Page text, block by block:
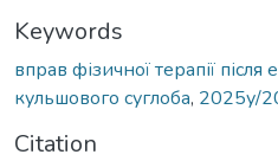
Keywords
вправ фізичної терапії
кульшового суглоба, 2025у/
Citation